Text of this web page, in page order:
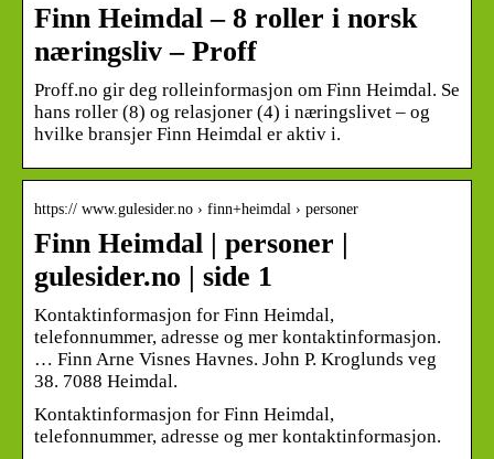
Finn Heimdal – 8 roller i norsk
næringsliv – Proff
Proff.no gir deg rolleinformasjon om Finn Heimdal. Se
hans roller (8) og relasjoner (4) i næringslivet – og
hvilke bransjer Finn Heimdal er aktiv i.
https:// www.gulesider.no › finn+heimdal › personer
Finn Heimdal | personer |
gulesider.no | side 1
Kontaktinformasjon for Finn Heimdal,
telefonnummer, adresse og mer kontaktinformasjon.
… Finn Arne Visnes Havnes. John P. Kroglunds veg
38. 7088 Heimdal.
Kontaktinformasjon for Finn Heimdal,
telefonnummer, adresse og mer kontaktinformasjon.